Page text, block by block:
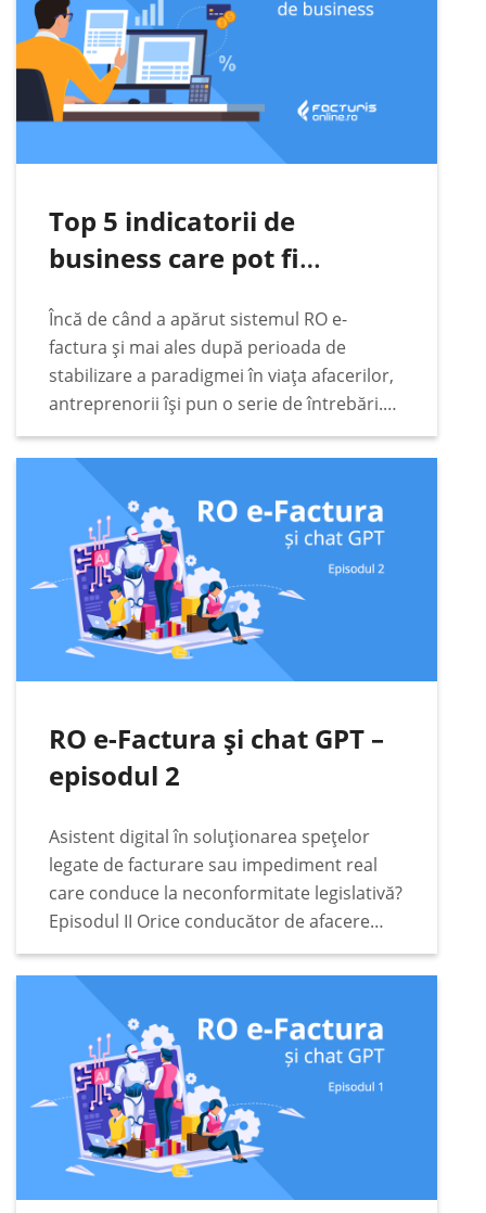
Top 5 indicatorii de
business care pot fi
datelor din RO e-Factura
Încă de când a apărut sistemul RO e-
factura și mai ales după perioada de
stabilizare a paradigmei în viața afacerilor,
antreprenorii își pun o serie de întrebări.
Unele dintre acestea sunt extrem de
pragmatice. Printre acestea se numără cele
legate…
RO e-Factura și chat GPT –
episodul 2
Asistent digital în soluționarea spețelor
legate de facturare sau impediment real
care conduce la neconformitate legislativă?
Episodul II Orice conducător de afacere
responsabil va căuta cele mai bune soluții
legate de conformitate fiscală, digitală și
legislativă pentru afacerea condusă. Într-